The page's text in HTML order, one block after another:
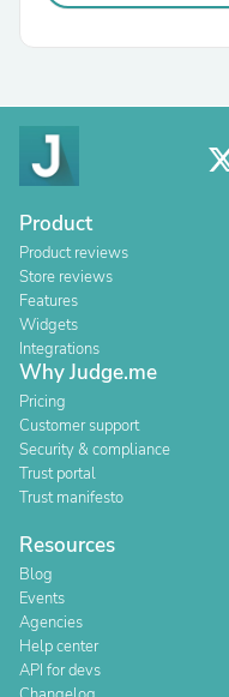
Product
Product reviews
Store reviews
Features
Widgets
Integrations
Why Judge.me
Pricing
Customer support
Security & compliance
Trust portal
Trust manifesto
Resources
Blog
Events
Agencies
Help center
API for devs